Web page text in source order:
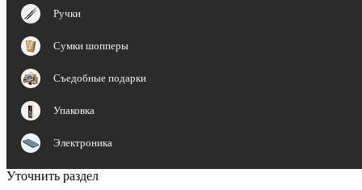
Ручки
Сумки шопперы
Съедобные подарки
Упаковка
Электроника
Уточнить раздел